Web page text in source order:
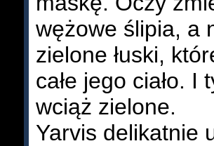
wężowe ślipia, a
zielone łuski,
całe jego ciało. I
wciąż zielone.
Yarvis delikatnie